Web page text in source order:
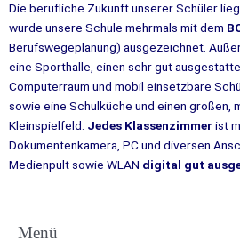
Menü
Die berufliche Zukunft unserer Schüler
wurde unsere Schule mehrmals mit dem
Berufswegeplanung) ausgezeichnet.
eine Sporthalle, einen sehr gut
Computerraum und mobil einsetzbare
sowie eine Schulküche und einen großen,
Kleinspielfeld. Jedes Klassenzimmer ist
Dokumentenkamera, PC und diversen
Medienpult sowie WLAN digital gut